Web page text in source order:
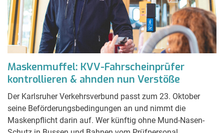
Maskenmuffel: KVV-Fahrscheinprüfer
kontrollieren & ahnden nun Verstöße
Der Karlsruher Verkehrsverbund passt zum 23. Oktober
seine Beförderungsbedingungen an und nimmt die
Maskenpflicht darin auf. Wer künftig ohne Mund-Nasen-